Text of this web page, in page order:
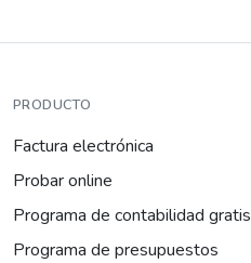
PRODUCTO
Factura electrónica
Probar online
Programa de contabilidad gratis
Programa de presupuestos